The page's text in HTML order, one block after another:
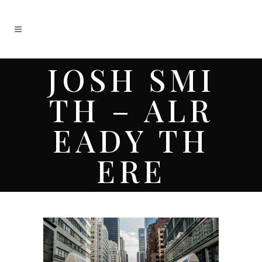
JOSH SMI
TH – ALR
EADY TH
ERE